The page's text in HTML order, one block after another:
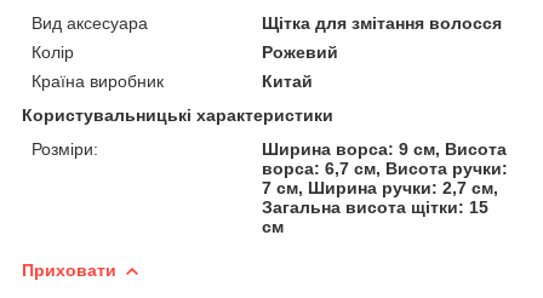
Вид аксесуара
Щітка для змітання волосся
Колір
Рожевий
Країна виробник
Китай
Користувальницькі характеристики
Розміри:
Ширина ворса: 9 см, Висота
ворса: 6,7 см, Висота ручки:
7 см, Ширина ручки: 2,7 см,
Загальна висота щітки: 15
см
Приховати